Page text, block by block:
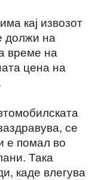
кај извозот
должи на
време на
цена на
се
е помал во
Така
каде влегува